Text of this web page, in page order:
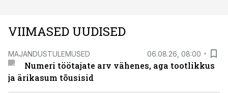
VIIMASED UUDISED
MAJANDUSTULEMUSED 06.08.26, 08:00
Numeri töötajate arv vähenes, aga tootlikkus
ja ärikasum tõusisid